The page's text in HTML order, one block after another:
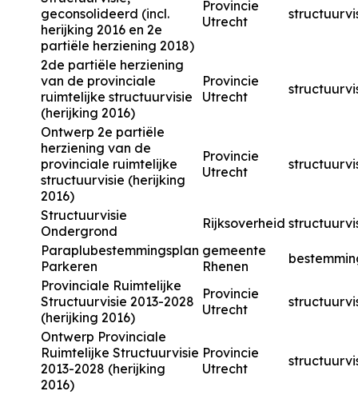
geconsolideerd (incl.
herijking 2016 en 2e
partiële herziening 2018)
Provincie
Utrecht
2de partiële herziening
van de provinciale
ruimtelijke structuurvisie
(herijking 2016)
Provincie
Utrecht
Ontwerp 2e partiële
herziening van de
provinciale ruimtelijke
structuurvisie (herijking
2016)
Provincie
Utrecht
Structuurvisie
Ondergrond
Rijksoverheid
Paraplubestemmingsplan
Parkeren
gemeente
Rhenen
Provinciale Ruimtelijke
Structuurvisie 2013-2028
(herijking 2016)
Provincie
Utrecht
Ontwerp Provinciale
Ruimtelijke Structuurvisie
2013-2028 (herijking
2016)
Provincie
Utrecht